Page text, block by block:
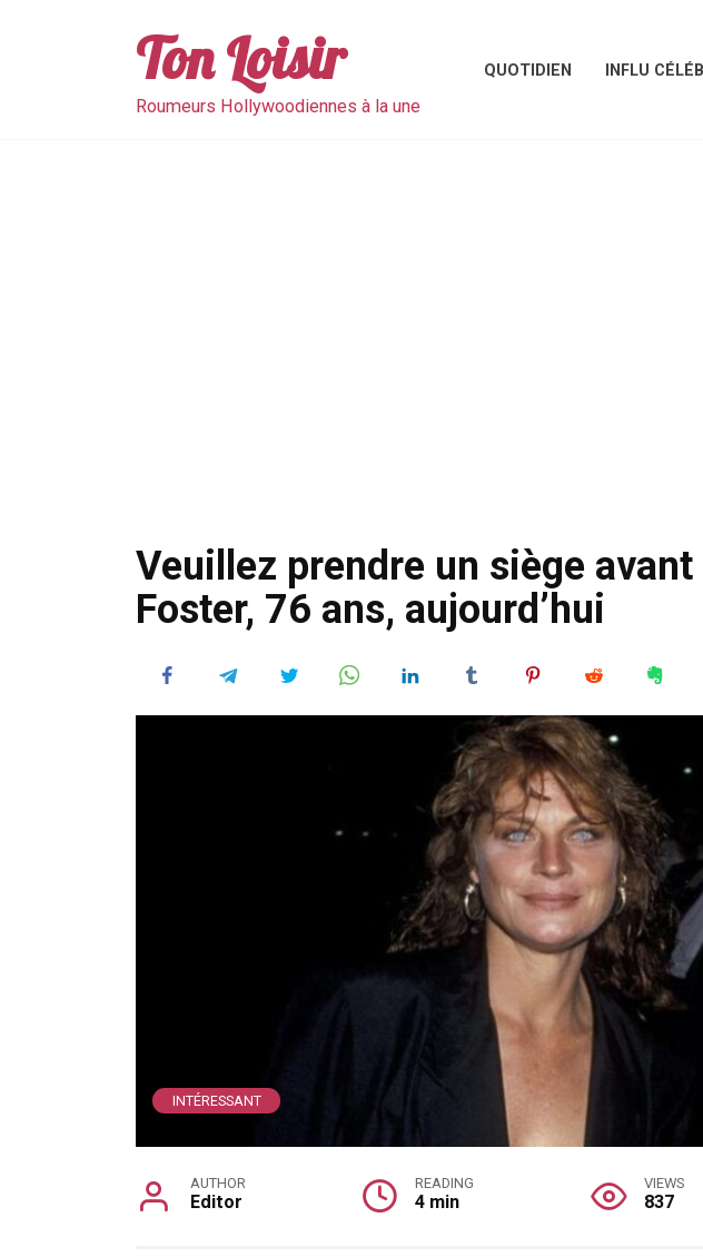
Ton Loisir
Roumeurs Hollywoodiennes à la une
QUOTIDIEN INFLU
Veuillez prendre un siège
Foster, 76 ans, aujourd’hui
INTÉRESSANT
AUTHOR
Editor
READING
4 min
VIEWS
837